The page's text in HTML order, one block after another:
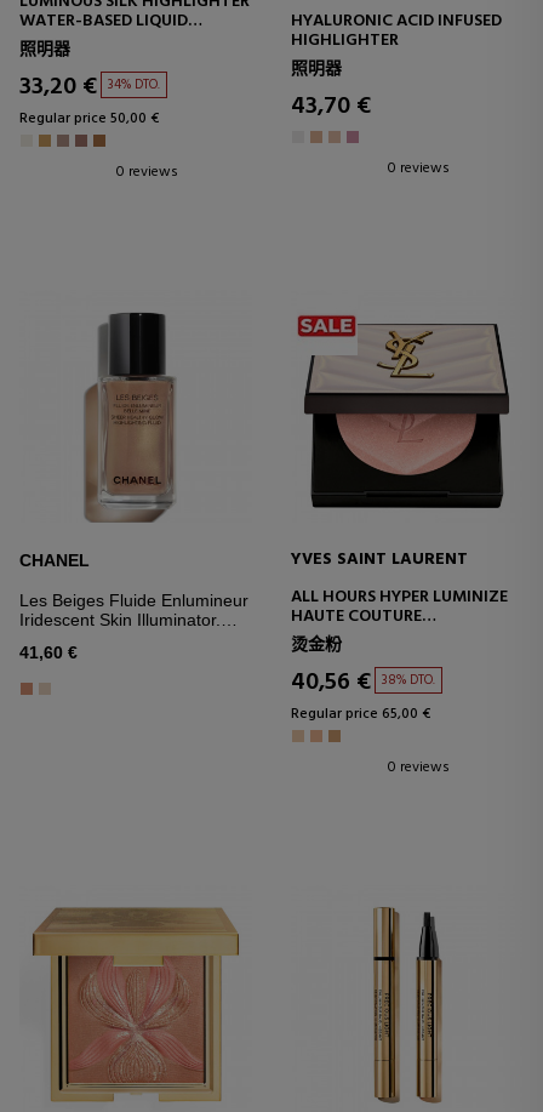
WATER-BASED LIQUID
HIGHLIGHTER
照明器
33,20 € 34% DTO.
Regular price 50,00 €
0 reviews
HYALURONIC ACID INFUSED
HIGHLIGHTER
照明器
43,70 €
0 reviews
CHANEL
Les Beiges Fluide Enlumineur
Iridescent Skin Illuminator.
Face And Body
41,60 €
YVES SAINT LAURENT
ALL HOURS HYPER LUMINIZE
HAUTE COUTURE
HIGHLIGHTER
烫金粉
40,56 € 38% DTO.
Regular price 65,00 €
0 reviews